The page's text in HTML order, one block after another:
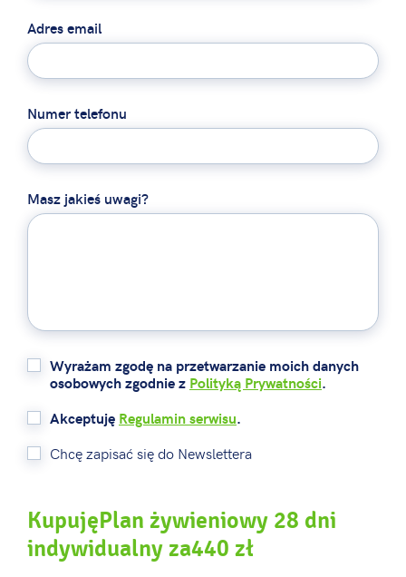
Adres email
Numer telefonu
Masz jakieś uwagi?
Wyrażam zgodę na przetwarzanie moich danych
osobowych zgodnie z Polityką Prywatności.
Akceptuję Regulamin serwisu.
Chcę zapisać się do Newslettera
KupujęPlan żywieniowy 28 dni
indywidualny za440 zł